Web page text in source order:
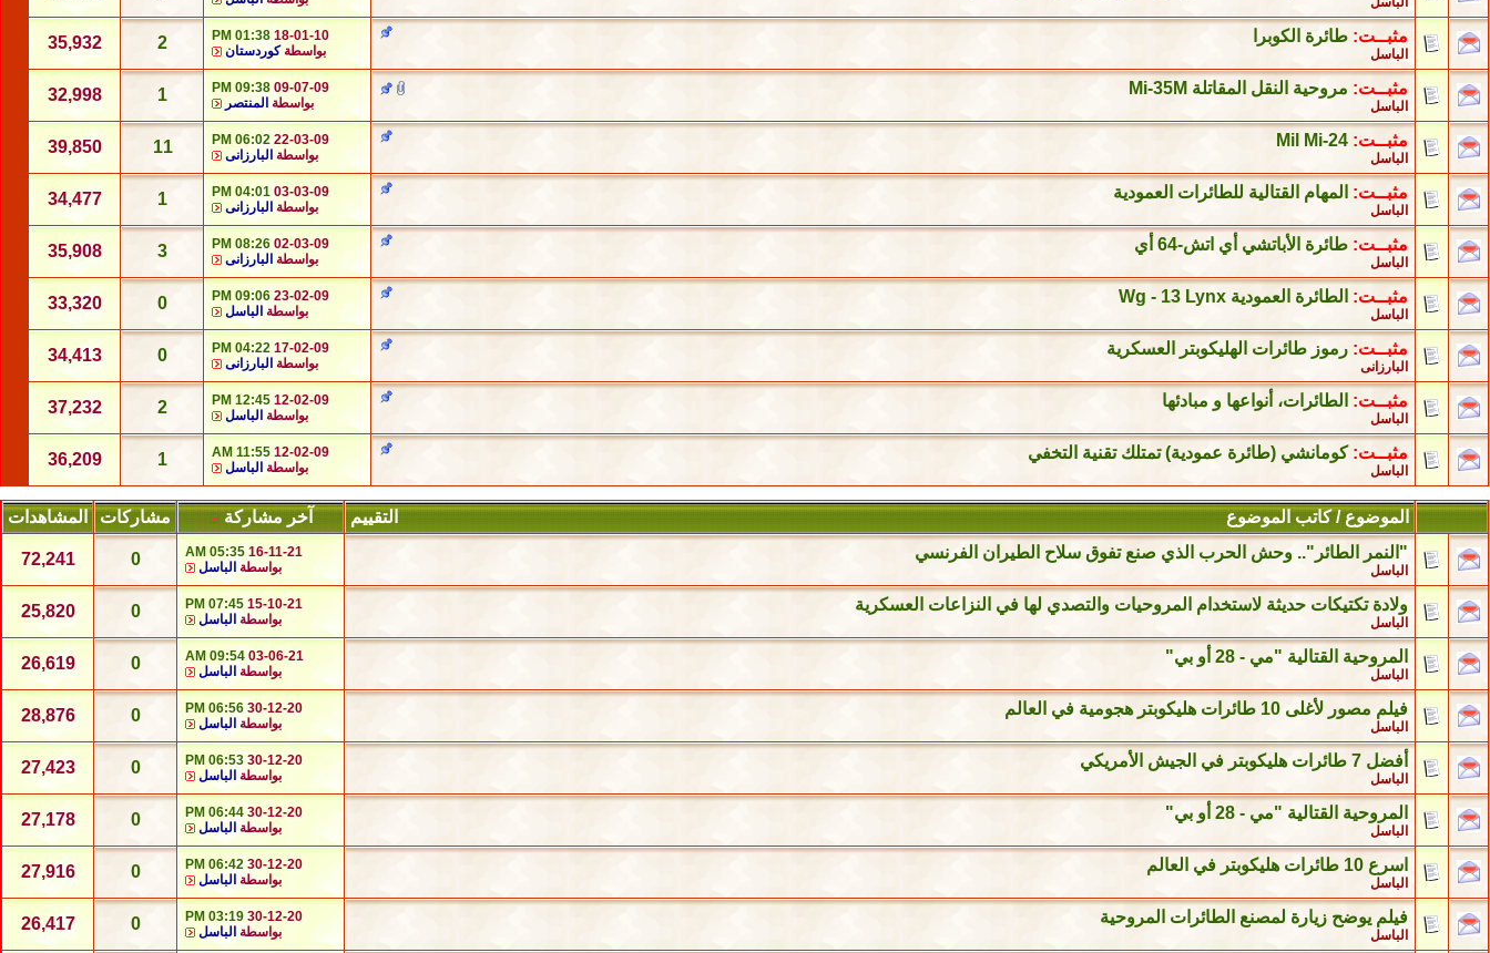
مثبــت: طائرة الكوبرا
الباسل
18-01-10
01:38 PM
بواسطةكوردستان 2
35,932
مثبــت: مروحية النقل المقاتلة Mi-35M
الباسل
09-07-09
09:38 PM
بواسطة المنتصر 1
32,998
مثبــت: Mil Mi-24
الباسل
22-03-09
06:02 PM
بواسطة البارزانى 11
39,850
مثبــت: المهام القتالية للطائرات العمودية
الباسل
03-03-09
04:01 PM
بواسطة البارزانى 1
34,477
مثبــت: طائرة الأباتشي أي اتش-64 أي
الباسل
02-03-09
08:26 PM
بواسطة البارزانى 3
35,908
مثبــت: الطائرة العمودية Wg - 13 Lynx
الباسل
23-02-09
09:06 PM
بواسطة الباسل 0
33,320
مثبــت: رموز طائرات الهليكوبتر العسكرية
البارزانى
17-02-09
04:22 PM
بواسطة البارزانى 0
34,413
مثبــت: الطائرات، أنواعها و مبادئها
الباسل
12-02-09
12:45 PM
بواسطة الباسل 2
37,232
مثبــت: كومانشي (طائرة عمودية) تمتلك تقنية التخفي
الباسل
12-02-09
11:55 AM
بواسطة الباسل 1
36,209
التقييم الموضوع/كاتب الموضوع آخر مشاركة مشاركات
المشاهدات
"النمر الطائر".. وحش الحرب الذي صنع تفوق سلاح الطيران الفرنسي
الباسل
16-11-21
05:35 AM
بواسطة الباسل 0
72,241
ولادة تكتيكات حديثة لاستخدام المروحيات والتصدي لها في النزاعات العسكرية
الباسل
15-10-21
07:45 PM
بواسطة الباسل 0
25,820
المروحية القتالية "مي - 28 أو بي"
الباسل
03-06-21
09:54 AM
بواسطة الباسل 0
26,619
فيلم مصور لأغلى 10 طائرات هليكوبتر هجومية في العالم
الباسل
30-12-20
06:56 PM
بواسطة الباسل 0
28,876
أفضل 7 طائرات هليكوبتر في الجيش الأمريكي
الباسل
30-12-20
06:53 PM
بواسطة الباسل 0
27,423
المروحية القتالية "مي - 28 أو بي"
الباسل
30-12-20
06:44 PM
بواسطة الباسل 0
27,178
اسرع 10 طائرات هليكوبتر في العالم
الباسل
30-12-20
06:42 PM
بواسطة الباسل 0
27,916
فيلم يوضح زيارة لمصنع الطائرات المروحية
الباسل
30-12-20
03:19 PM
بواسطة الباسل 0
26,417